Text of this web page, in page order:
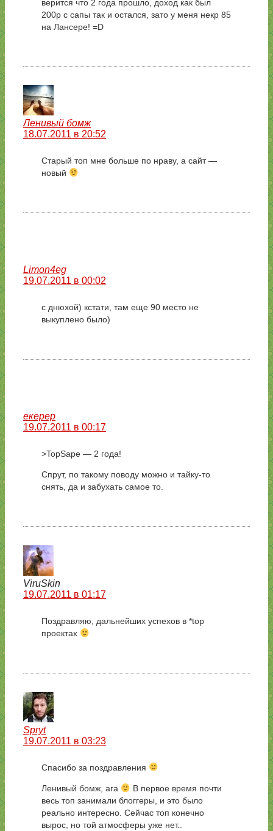
верится что 2 года прошло, доход как был
200р с сапы так и остался, зато у меня некр 85
на Лансере! =D
Ленивый бомж
18.07.2011 в 20:52
Старый топ мне больше по нраву, а сайт —
новый
Limon4eg
19.07.2011 в 00:02
с днюхой) кстати, там еще 90 место не
выкуплено было)
екерер
19.07.2011 в 00:17
>TopSape — 2 года!
Спрут, по такому поводу можно и тайку-то
снять, да и забухать самое то.
ViruSkin
19.07.2011 в 01:17
Поздравляю, дальнейших успехов в *top
проектах
Spryt
19.07.2011 в 03:23
Спасибо за поздравления
Ленивый бомж, ага
В первое время почти
весь топ занимали блоггеры, и это было
реально интересно. Сейчас топ конечно
вырос, но той атмосферы уже нет..